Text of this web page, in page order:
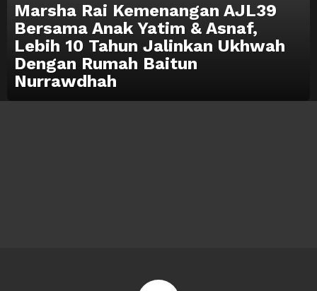
Marsha Rai Kemenangan AJL39
Bersama Anak Yatim & Asnaf,
Lebih 10 Tahun Jalinkan Ukhwah
Dengan Rumah Baitun
Nurrawdhah